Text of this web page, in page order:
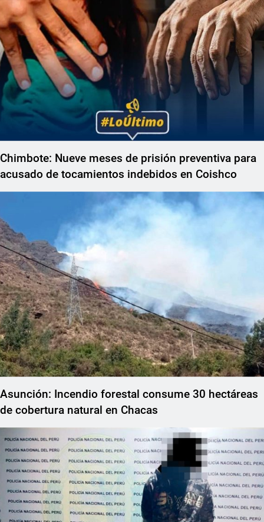
Chimbote: Nueve meses de prisión preventiva para
acusado de tocamientos indebidos en Coishco
Asunción: Incendio forestal consume 30 hectáreas
de cobertura natural en Chacas